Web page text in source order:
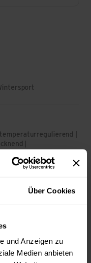
Über Cookies
und Anzeigen zu
Medien anbieten
|
|